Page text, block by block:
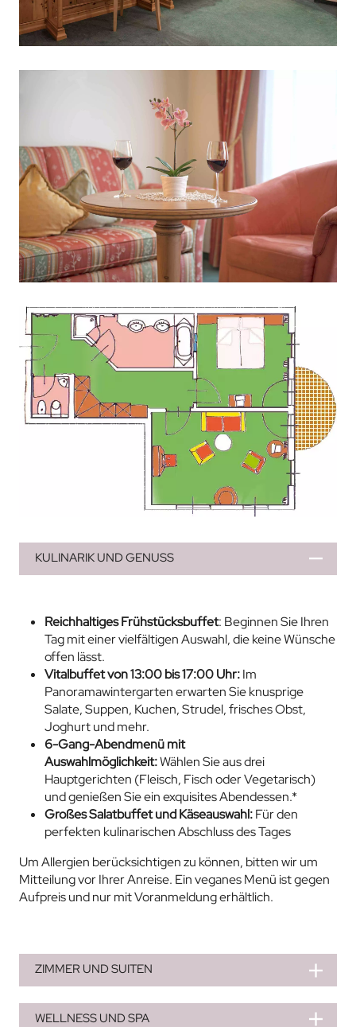
KULINARIK UND GENUSS
Reichhaltiges Frühstücksbuffet: Beginnen Sie Ihren
Tag mit einer vielfältigen Auswahl, die keine Wünsche
offen lässt.
Vitalbuffet von 13:00 bis 17:00 Uhr:Im
Panoramawintergarten erwarten Sie knusprige
Salate, Suppen, Kuchen, Strudel, frisches Obst,
Joghurt und mehr.
6-Gang-Abendmenü mit
Auswahlmöglichkeit:Wählen Sie aus drei
Hauptgerichten (Fleisch, Fisch oder Vegetarisch)
und genießen Sie ein exquisites Abendessen.*
Großes Salatbuffet und Käseauswahl:Für den
perfekten kulinarischen Abschluss des Tages
Um Allergien berücksichtigen zu können, bitten wir um
Mitteilung vor Ihrer Anreise. Ein veganes Menü ist gegen
Aufpreis und nur mit Voranmeldung erhältlich.
ZIMMER UND SUITEN
WELLNESS UND SPA